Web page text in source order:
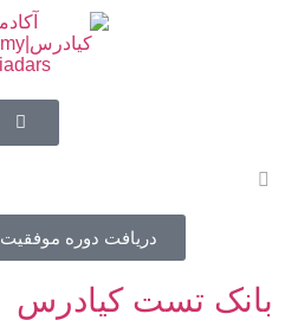
دریافت دوره موفقیت 360 (رایگان)👉
بانک تست کیادرس